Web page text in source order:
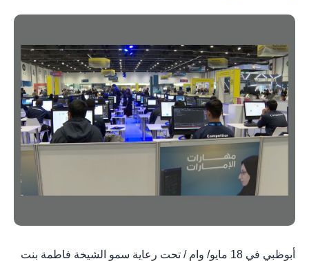
أبوظبي في 18 مايو/ وام / تحت رعاية سمو الشيخة فاطمة بنت